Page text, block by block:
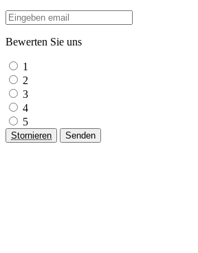
Bewerten Sie uns
1
2
3
4
5
Stornieren Senden